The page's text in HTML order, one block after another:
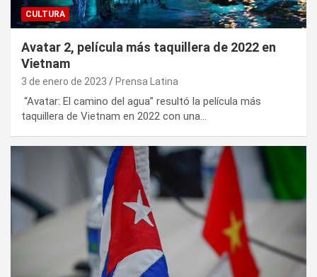
CULTURA
Avatar 2, película más taquillera de 2022 en
Vietnam
3 de enero de 2023 Prensa Latina
“Avatar: El camino del agua” resultó la película más
taquillera de Vietnam en 2022 con una…